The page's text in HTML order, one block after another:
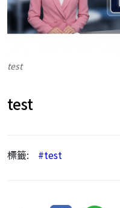
test
test
標籤: #test